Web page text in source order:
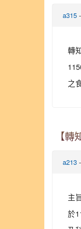
a315 -
轉
之
【轉
a213 -
主
於